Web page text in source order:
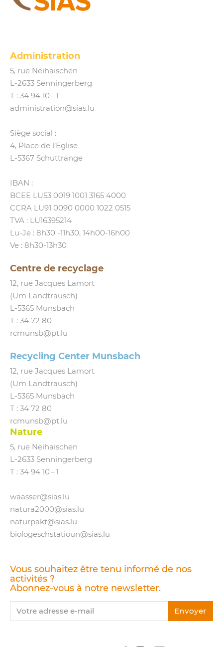
Administration
5, rue Neihaischen
L‑2633 Senningerberg
T : 34 94 10 – 1
administration@​sias.​lu
Siège social :
4, Place de l’Eglise
L‑5367 Schuttrange
IBAN :
BCEE LU53 0019 1001 3165 4000
CCRA LU91 0090 0000 1022 0515
TVA : LU16395214
Lu-Je : 8h30 ‑11h30, 14h00-16h00
Ve : 8h30-13h30
Centre de recyclage
12, rue Jacques Lamort
(Um Landtrausch)
L‑5365 Munsbach
T : 34 72 80
rcmunsb@​pt.​lu
Recycling Center Munsbach
12, rue Jacques Lamort
(Um Landtrausch)
L‑5365 Munsbach
T : 34 72 80
rcmunsb@​pt.​lu
Nature
5, rue Neihaischen
L‑2633 Senningerberg
T : 34 94 10 – 1
waasser@​sias.​lu
natura2000@​sias.​lu
naturpakt@​sias.​lu
biologeschstatioun@​sias.​lu
Vous souhaitez être tenu informé de nos
activités ?
Abonnez-vous à notre newsletter.
Votre adresse e-mail Envoyer